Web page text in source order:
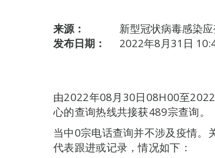
来源：
新型冠状病毒感染
发布日期：
2022年8月31日
由2022年08月30日08H00至
心的查询热线共接获489宗查询。
当中0宗电话查询并不涉及疫情。
代表跟进或记录，情况如下：